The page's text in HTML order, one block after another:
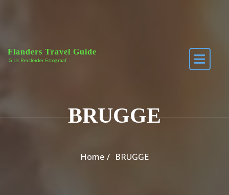
Flanders Travel Guide
Gids Reisleider Fotograaf
BRUGGE
Home BRUGGE